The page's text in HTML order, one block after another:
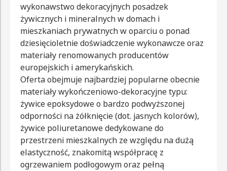
wykonawstwo dekoracyjnych posadzek
żywicznych i mineralnych w domach i
mieszkaniach prywatnych w oparciu o ponad
dziesięcioletnie doświadczenie wykonawcze oraz
materiały renomowanych producentów
europejskich i amerykańskich.
Oferta obejmuje najbardziej popularne obecnie
materiały wykończeniowo-dekoracyjne typu:
żywice epoksydowe o bardzo podwyższonej
odporności na żółknięcie (dot. jasnych kolorów),
żywice poliuretanowe dedykowane do
przestrzeni mieszkalnych ze względu na dużą
elastyczność, znakomitą współpracę z
ogrzewaniem podłogowym oraz pełną